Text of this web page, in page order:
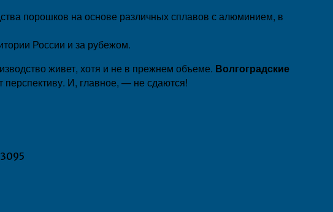
порошков на основе различных сплавов с алюминием, в
России и за рубежом.
живет, хотя и не в прежнем объеме. Волгоградские
И, главное, — не сдаются!